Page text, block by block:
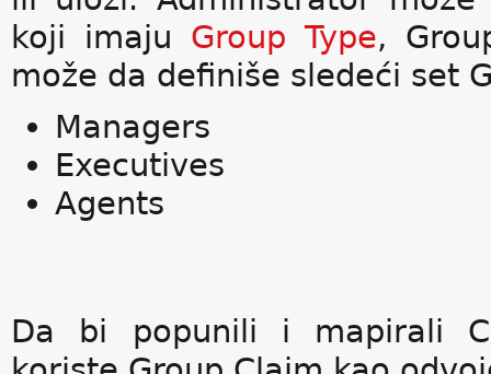
koji imaju Group Type,
može da definiše sledeći set
Managers
Executives
Agents
Da bi popunili i mapirali